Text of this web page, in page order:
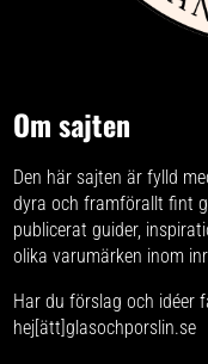
Om sajten
Den här sajten är fylld
dyra och framförallt fint
publicerat guider,
olika varumärken inom
Har du förslag och idéer
hej[ätt]glasochporslin.se